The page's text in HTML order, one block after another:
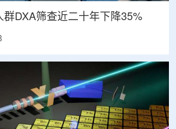
群DXA筛查近二十年下降35%